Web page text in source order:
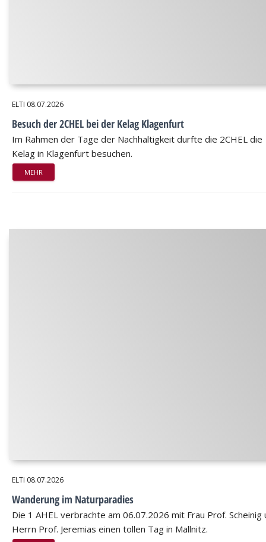
ELTI 08.07.2026
Besuch der 2CHEL bei der Kelag Klagenfurt
Im Rahmen der Tage der Nachhaltigkeit durfte die 2CHEL die
Kelag in Klagenfurt besuchen.
MEHR
ELTI 08.07.2026
Wanderung im Naturparadies
Die 1 AHEL verbrachte am 06.07.2026 mit Frau Prof. Scheinig
Herrn Prof. Jeremias einen tollen Tag in Mallnitz.